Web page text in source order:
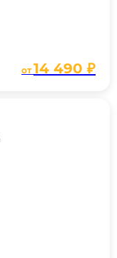
от14 490 ₽